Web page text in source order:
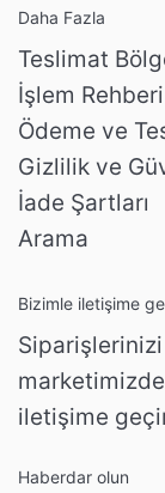
Daha Fazla
Teslimat
İşlem Rehberi
Ödeme ve
Gizlilik ve
İade Şartları
Arama
Bizimle iletişime
iletişime
Haberdar olun